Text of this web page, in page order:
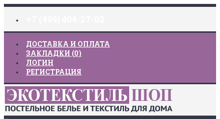
ДОСТАВКА И ОПЛАТА
ЗАКЛАДКИ (0)
ЛОГИН
РЕГИСТРАЦИЯ